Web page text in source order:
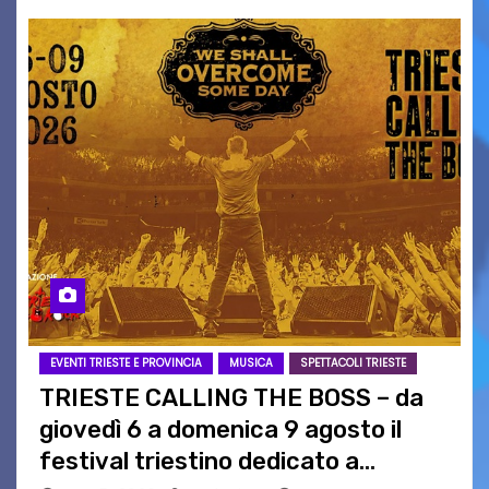
EVENTI TRIESTE E PROVINCIA MUSICA SPETTACOLI TRIESTE
TRIESTE CALLING THE BOSS – da
giovedì 6 a domenica 9 agosto il
festival triestino dedicato a